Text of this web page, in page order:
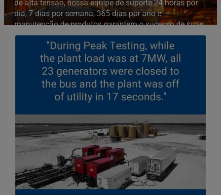
de alta tensão, nossa equipe de suporte 24 horas por
dia, 7 dias por semana, 365 dias por ano e
manutenção de produtos garantem o sucesso de suas
operações. Entre em contato conosco a qualquer
momento.
Suporte técnico 24 horas por dia, 7 dias por semana